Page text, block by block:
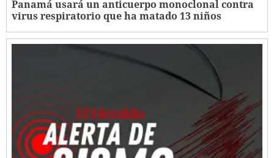
Panamá usará un anticuerpo monoclonal contra
virus respiratorio que ha matado 13 niños